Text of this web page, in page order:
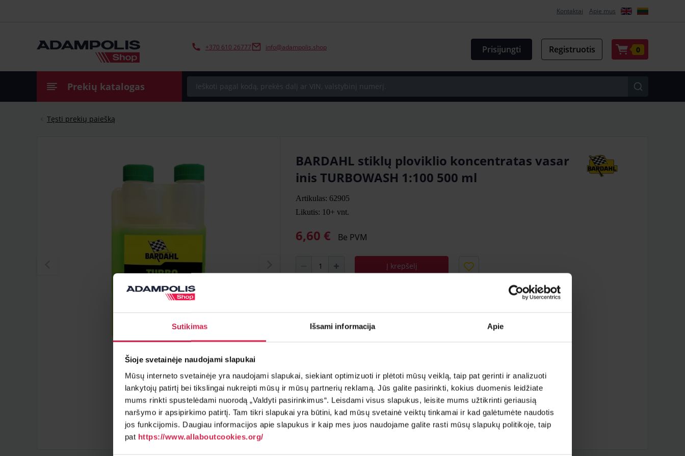
Sutikimas Išsami informacija Apie
Šioje svetainėje naudojami slapukai
Mūsų interneto svetainėje yra naudojami slapukai, siekiant optimizuoti ir plėtoti mūsų veiklą, taip pat gerinti ir analizuoti
lankytojų patirtį bei tikslingai nukreipti mūsų ir mūsų partnerių reklamą. Jūs galite pasirinkti, kokius duomenis leidžiate
mums rinkti spustelėdami nuorodą „Valdyti pasirinkimus“. Leisdami visus slapukus, leisite mums užtikrinti geriausią
naršymo ir apsipirkimo patirtį. Tam tikri slapukai yra būtini, kad mūsų svetainė veiktų tinkamai ir kad galėtumėte naudotis
jos funkcijomis. Daugiau informacijos apie slapukus ir kaip mes juos naudojame galite rasti mūsų slapukų politikoje, taip
pat https://www.allaboutcookies.org/
Kontaktai Apie mus
+370 610 26777 info@adampolis.shop Prisijungti Registruotis 0
Prekių katalogas
Tęsti prekių paiešką
BARDAHL stiklų ploviklio koncentratas vasar
inis TURBOWASH 1:100 500 ml
Artikulas: 62905
Likutis: 10+ vnt.
6,60 € Be PVM
Į krepšelį
Pakuotės informacija 1vnt.
Teirautis apie prekę Radai pigiau ?